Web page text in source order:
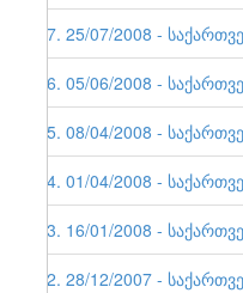
27. 25/07/2008 -
26. 05/06/2008 -
25. 08/04/2008 -
24. 01/04/2008 -
23. 16/01/2008 -
22. 28/12/2007 -